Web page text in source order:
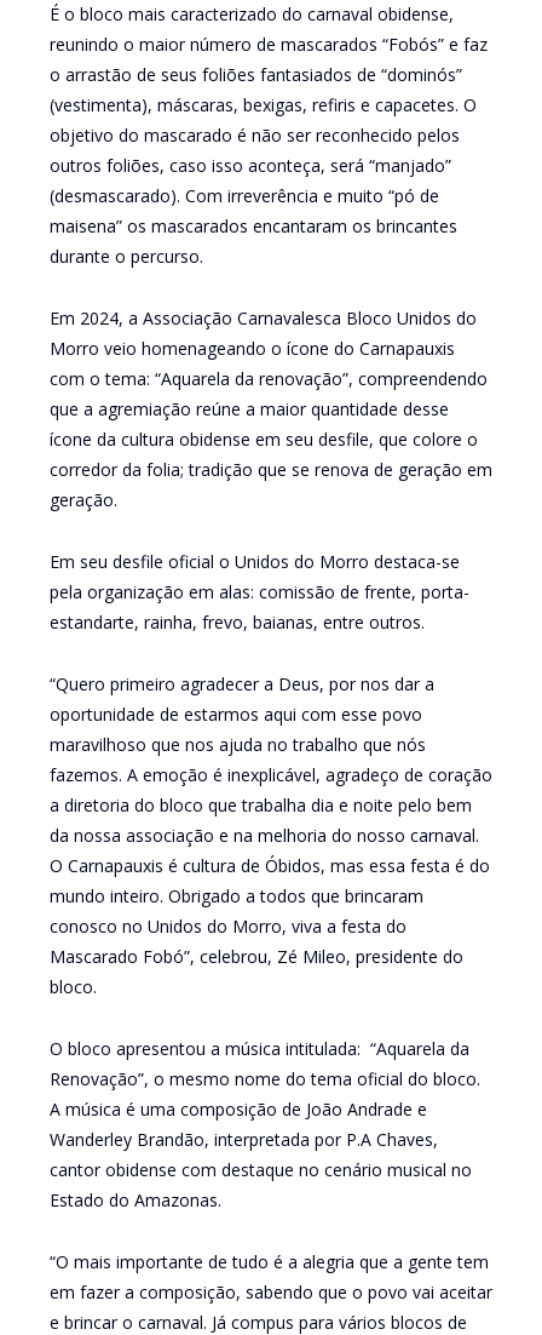
É o bloco mais caracterizado do carnaval obidense,
reunindo o maior número de mascarados “Fobós” e faz
o arrastão de seus foliões fantasiados de “dominós”
(vestimenta), máscaras, bexigas, refiris e capacetes. O
objetivo do mascarado é não ser reconhecido pelos
outros foliões, caso isso aconteça, será “manjado”
(desmascarado). Com irreverência e muito “pó de
maisena” os mascarados encantaram os brincantes
durante o percurso.
Em 2024, a Associação Carnavalesca Bloco Unidos do
Morro veio homenageando o ícone do Carnapauxis
com o tema: “Aquarela da renovação”, compreendendo
que a agremiação reúne a maior quantidade desse
ícone da cultura obidense em seu desfile, que colore o
corredor da folia; tradição que se renova de geração em
geração.
Em seu desfile oficial o Unidos do Morro destaca-se
pela organização em alas: comissão de frente, porta-
estandarte, rainha, frevo, baianas, entre outros.
“Quero primeiro agradecer a Deus, por nos dar a
oportunidade de estarmos aqui com esse povo
maravilhoso que nos ajuda no trabalho que nós
fazemos. A emoção é inexplicável, agradeço de coração
a diretoria do bloco que trabalha dia e noite pelo bem
da nossa associação e na melhoria do nosso carnaval.
O Carnapauxis é cultura de Óbidos, mas essa festa é do
mundo inteiro. Obrigado a todos que brincaram
conosco no Unidos do Morro, viva a festa do
Mascarado Fobó”, celebrou, Zé Mileo, presidente do
bloco.
O bloco apresentou a música intitulada: “Aquarela da
Renovação”, o mesmo nome do tema oficial do bloco.
A música é uma composição de João Andrade e
Wanderley Brandão, interpretada por P.A Chaves,
cantor obidense com destaque no cenário musical no
Estado do Amazonas.
“O mais importante de tudo é a alegria que a gente tem
em fazer a composição, sabendo que o povo vai aceitar
e brincar o carnaval. Já compus para vários blocos de